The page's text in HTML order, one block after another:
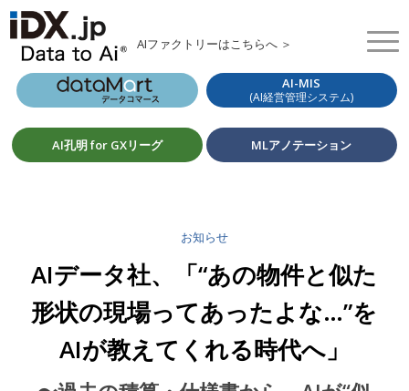
AIファクトリーはこちらへ ＞
AI-MIS
(AI経営管理システム)
AI孔明 for GXリーグ MLアノテーション
お知らせ
AIデータ社、「“あの物件と似た
形状の現場ってあったよな…”を
AIが教えてくれる時代へ」